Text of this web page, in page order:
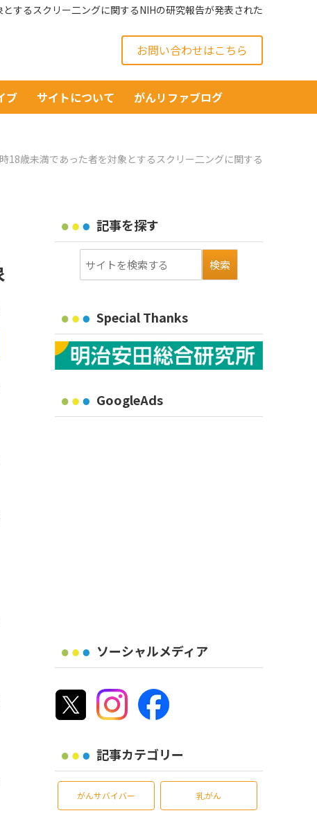
するスクリー二ングに関するNIHの研究報告が発表された
お問い合わせはこちら
ブ サイトについて がんリファブログ
18歳未満であった者を対象とするスクリー二ングに関する
記事を探す
Special Thanks
GoogleAds
ソーシャルメディア
記事カテゴリー
がんサバイバー 乳がん